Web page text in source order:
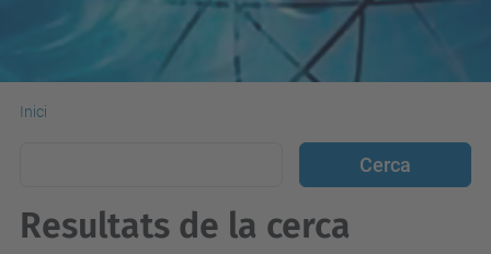
Inici
Resultats de la cerca